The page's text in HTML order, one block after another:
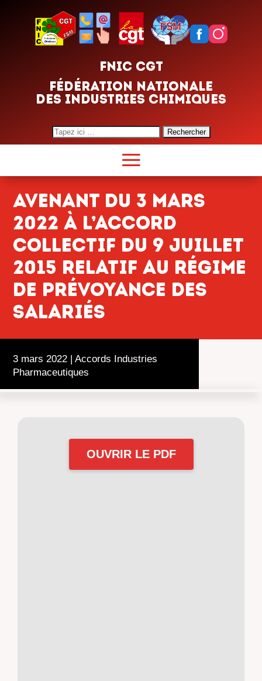
FNIC CGT
FÉDÉRATION NATIONALE
DES INDUSTRIES CHIMIQUES
Search
for:
Avenant du 3 mars
2022 à l’accord
collectif du 9 juillet
2015 relatif au régime
de prévoyance des
salariés
3 mars 2022 | Accords Industries
Pharmaceutiques
OUVRIR LE PDF